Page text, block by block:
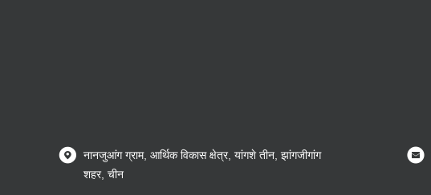
नानजुआंग ग्राम, आर्थिक विकास क्षेत्र, यांगशे तीन, झांगजीगांग
शहर, चीन